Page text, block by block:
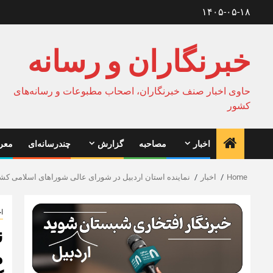
۱۴۰۵-۰۵-۱۸
خبرنگاران و رسانه
حاوی اخبار صنف خبرنگاران، اصحاب مطبوعات و رسانه‌های
کشور
اخبار مصاحبه گزارش چندرسانه‌ای
Home اخبار نماینده استان اردبیل در شورای عالی شوراهای اسلامی